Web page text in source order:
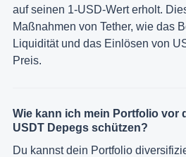
auf seinen 1-USD-Wert erholt.
Maßnahmen von Tether, wie das
Liquidität und das Einlösen von
Preis.
Wie kann ich mein Portfolio vor
USDT Depegs schützen?
Du kannst dein Portfolio